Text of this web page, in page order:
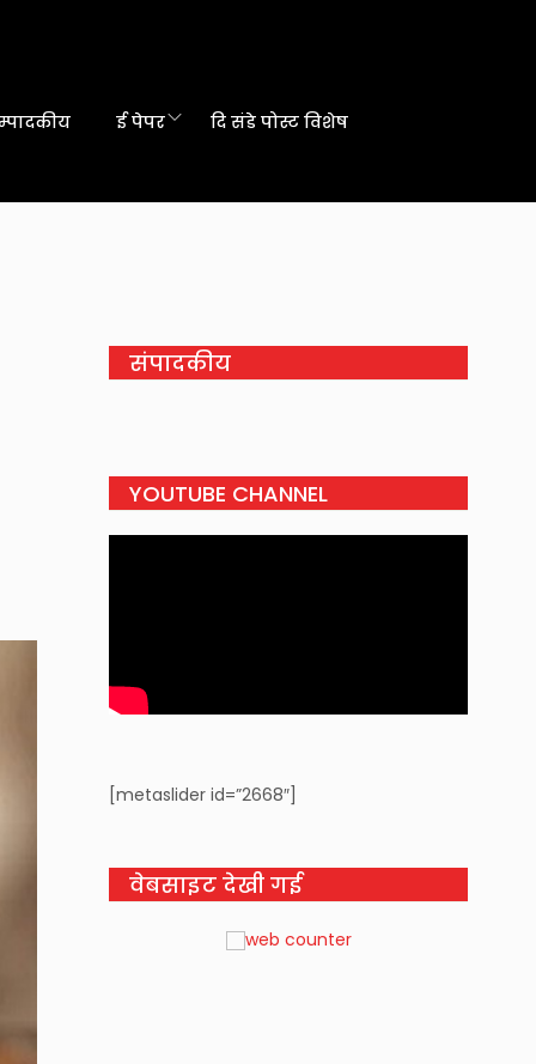
ई पेपर दि संडे पोस्ट विशेष
संपादकीय
YOUTUBE CHANNEL
[metaslider id=”2668″]
वेबसाइट देखी गई